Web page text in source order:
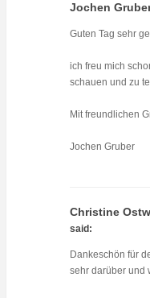
Jochen
Guten Tag sehr
ich freu mich
schauen und zu
Mit freundlichen
Jochen Gruber
Christine
said:
Dankeschön für
sehr darüber und